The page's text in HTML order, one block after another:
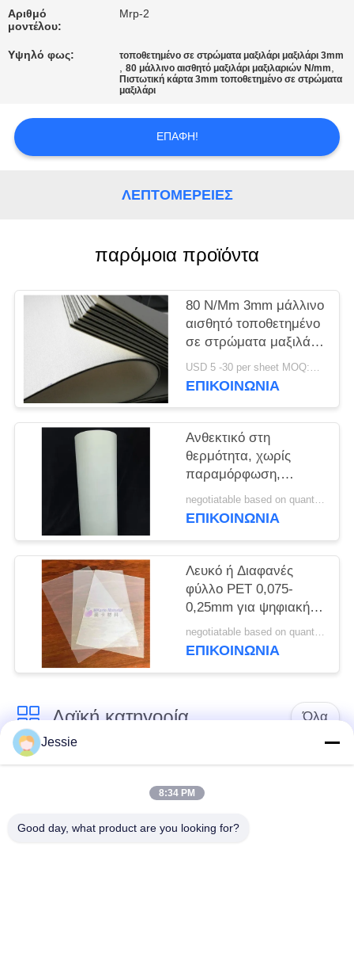
ΕΠΙΚΟΙΝΩΝΉΣΤΕ
ΜΑΖΊ
ΕΙΔΉΣΕΙΣ
PRIVACY
Αριθμό
μοντέλου:
Mrp-2
Υψηλό φως: τοποθετημένο σε στρώματα μαξιλάρι μαξιλάρι 3mm
,80 μάλλινο αισθητό μαξιλάρι μαξιλαριών N/mm,
Πιστωτική κάρτα 3mm τοποθετημένο σε στρώματα
μαξιλάρι
ΕΠΑΦΉ!
ΛΕΠΤΟΜΈΡΕΙΕΣ
παρόμοια προϊόντα
80 N/Mm 3mm μάλλινο
αισθητό τοποθετημένο
σε στρώματα μαξιλάρι
μαξιλάρι για την
πιστωτική κάρτα
USD 5 -30 per sheet MOQ:100 PC
ΕΠΙΚΟΙΝΩΝΙΑ
Ανθεκτικό στη
θερμότητα, χωρίς
παραμόρφωση,
ανθεκτικό στη
γήρανση από υγρή
φύλλο εκτύπωσης
offset PET M-PET-OP
negotiatable based on quantity MOQ:10000 φύλλα
ΕΠΙΚΟΙΝΩΝΙΑ
Λευκό ή Διαφανές
φύλλο PET 0,075-
0,25mm για ψηφιακή
εκτύπωση καρτών για
εκτυπωτή HP Indigo
negotiatable based on quantity MOQ:10000 φύλλα
ΕΠΙΚΟΙΝΩΝΙΑ
Λαϊκή κατηγορία Όλα
Υλικό έξυπνων
Εκτυπώσιμα φύλλα
Ψηφιακά φύλλα PVC
Jessie
8:34 PM
Good day, what product are you looking for?